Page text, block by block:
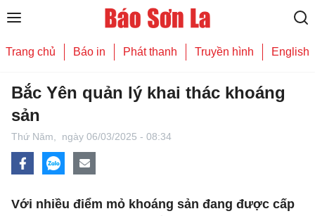
Trang chủ Báo in Phát thanh Truyền hình English
Bắc Yên quản lý khai thác khoáng
sản
Thứ Năm, ngày 06/03/2025 - 08:34
Với nhiều điểm mỏ khoáng sản đang được cấp